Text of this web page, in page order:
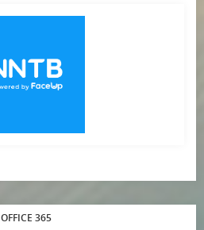
OFFICE 365